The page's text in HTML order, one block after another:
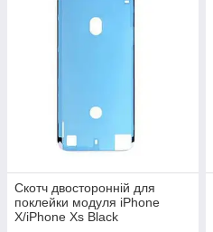
Скотч двосторонній для
поклейки модуля iPhone
X/iPhone Xs Black